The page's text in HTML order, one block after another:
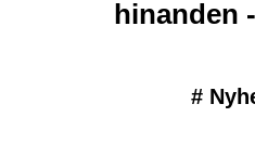
hinanden
#